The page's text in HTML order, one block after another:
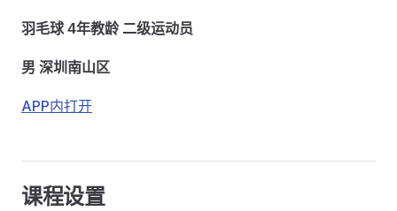
羽毛球 4年教龄 二级运动员
男 深圳南山区
APP内打开
课程设置